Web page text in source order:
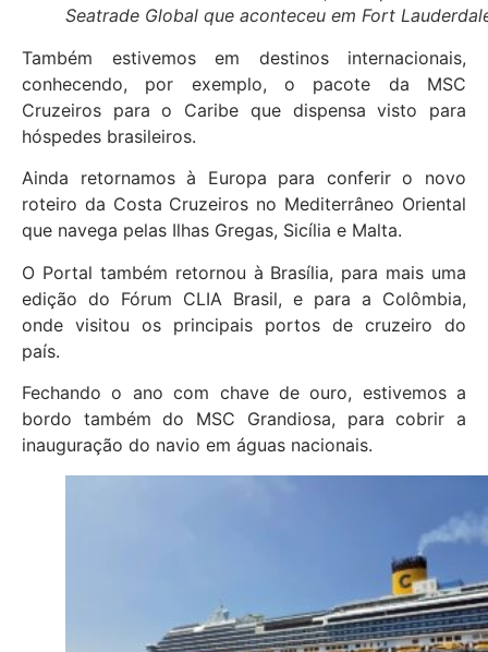
Seatrade Global que aconteceu em Fort
Também estivemos em destinos internacionais,
conhecendo, por exemplo, o pacote da MSC
Cruzeiros para o Caribe que dispensa visto para
hóspedes brasileiros.
Ainda retornamos à Europa para conferir o novo
roteiro da Costa Cruzeiros no Mediterrâneo Oriental
que navega pelas Ilhas Gregas, Sicília e Malta.
O Portal também retornou à Brasília, para mais uma
edição do Fórum CLIA Brasil, e para a Colômbia,
onde visitou os principais portos de cruzeiro do
país.
Fechando o ano com chave de ouro, estivemos a
bordo também do MSC Grandiosa, para cobrir a
inauguração do navio em águas nacionais.